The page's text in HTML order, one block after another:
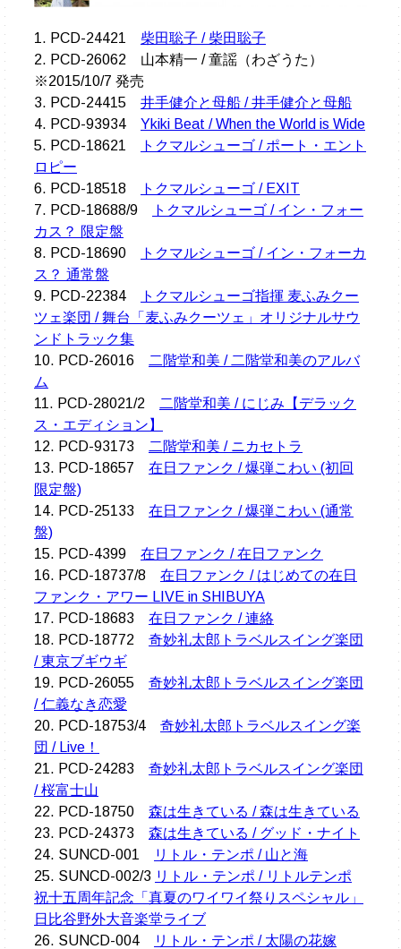
1. PCD-24421 柴田聡子 / 柴田聡子
2. PCD-26062 山本精一 / 童謡（わざうた）
※2015/10/7 発売
3. PCD-24415 井手健介と母船 / 井手健介と母船
4. PCD-93934 Ykiki Beat / When the World is Wide
5. PCD-18621
トクマルシューゴ / ポート・エント
ロピー
6. PCD-18518
トクマルシューゴ / EXIT
7. PCD-18688/9
トクマルシューゴ / イン・フォー
カス？ 限定盤
8. PCD-18690
トクマルシューゴ / イン・フォーカ
ス？ 通常盤
9. PCD-22384
トクマルシューゴ指揮 麦ふみクー
ツェ楽団 / 舞台「麦ふみクーツェ」オリジナルサウ
ンドトラック集
10. PCD-26016
二階堂和美 / 二階堂和美のアルバ
ム
11. PCD-28021/2
二階堂和美 / にじみ【デラック
ス・エディション】
12. PCD-93173
二階堂和美 / ニカセトラ
13. PCD-18657 在日ファンク / 爆弾こわい (初回
限定盤)
14. PCD-25133 在日ファンク / 爆弾こわい (通常
盤)
15. PCD-4399 在日ファンク / 在日ファンク
16. PCD-18737/8 在日ファンク / はじめての在日
ファンク・アワー LIVE in SHIBUYA
17. PCD-18683 在日ファンク / 連絡
18. PCD-18772 奇妙礼太郎トラベルスイング楽団
/ 東京ブギウギ
19. PCD-26055 奇妙礼太郎トラベルスイング楽団
/ 仁義なき恋愛
20. PCD-18753/4 奇妙礼太郎トラベルスイング楽
団 / Live！
21. PCD-24283 奇妙礼太郎トラベルスイング楽団
/ 桜富士山
22. PCD-18750 森は生きている / 森は生きている
23. PCD-24373 森は生きている / グッド・ナイト
24. SUNCD-001
リトル・テンポ / 山と海
25. SUNCD-002/3 リトル・テンポ / リトルテンポ
祝十五周年記念「真夏のワイワイ祭りスペシャル」
日比谷野外大音楽堂ライブ
26. SUNCD-004
リトル・テンポ / 太陽の花嫁